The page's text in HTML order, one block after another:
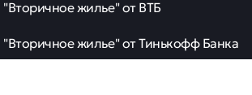
жилье" от ВТБ
жилье" от Тинькофф Банка